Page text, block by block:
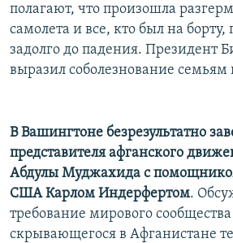
полагают, что произошла
самолета и все, кто был на
задолго до падения. Президент
выразил соболезнование
В Вашингтоне безрезультатно
представителя афганского
Абдулы Муджахида с
США Карлом Индерфертом.
требование мирового
скрывающегося в Афганистане